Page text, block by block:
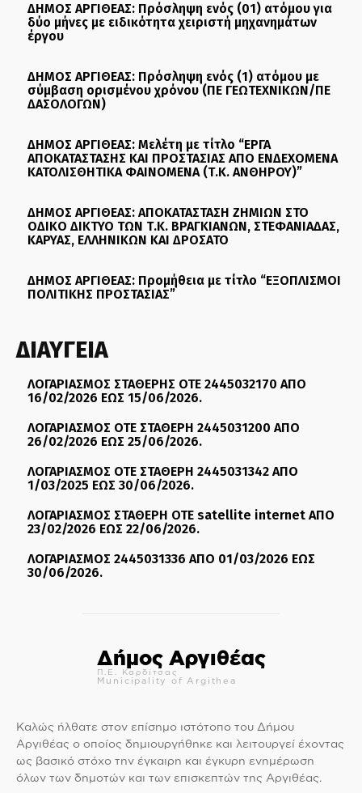
ΔΗΜΟΣ ΑΡΓΙΘΕΑΣ: Πρόσληψη ενός (01) ατόμου για
δύο μήνες με ειδικότητα χειριστή μηχανημάτων
έργου
ΔΗΜΟΣ ΑΡΓΙΘΕΑΣ: Πρόσληψη ενός (1) ατόμου με
σύμβαση ορισμένου χρόνου (ΠΕ ΓΕΩΤΕΧΝΙΚΩΝ/ΠΕ
ΔΑΣΟΛΟΓΩΝ)
ΔΗΜΟΣ ΑΡΓΙΘΕΑΣ: Μελέτη με τίτλο “ΕΡΓΑ
ΑΠΟΚΑΤΑΣΤΑΣΗΣ ΚΑΙ ΠΡΟΣΤΑΣΙΑΣ ΑΠΟ ΕΝΔΕΧΟΜΕΝΑ
ΚΑΤΟΛΙΣΘΗΤΙΚΑ ΦΑΙΝΟΜΕΝΑ (Τ.Κ. ΑΝΘΗΡΟΥ)”
ΔΗΜΟΣ ΑΡΓΙΘΕΑΣ: ΑΠΟΚΑΤΑΣΤΑΣΗ ΖΗΜΙΩΝ ΣΤΟ
ΟΔΙΚΟ ΔΙΚΤΥΟ ΤΩΝ Τ.Κ. ΒΡΑΓΚΙΑΝΩΝ, ΣΤΕΦΑΝΙΑΔΑΣ,
ΚΑΡΥΑΣ, ΕΛΛΗΝΙΚΩΝ ΚΑΙ ΔΡΟΣΑΤΟ
ΔΗΜΟΣ ΑΡΓΙΘΕΑΣ: Προμήθεια με τίτλο “ΕΞΟΠΛΙΣΜΟΙ
ΠΟΛΙΤΙΚΗΣ ΠΡΟΣΤΑΣΙΑΣ”
ΔΙΑΥΓΕΙΑ
ΛΟΓΑΡΙΑΣΜΟΣ ΣΤΑΘΕΡΗΣ ΟΤΕ 2445032170 ΑΠΟ
16/02/2026 ΕΩΣ 15/06/2026.
ΛΟΓΑΡΙΑΣΜΟΣ ΟΤΕ ΣΤΑΘΕΡΗ 2445031200 ΑΠΟ
26/02/2026 ΕΩΣ 25/06/2026.
ΛΟΓΑΡΙΑΣΜΟΣ ΟΤΕ ΣΤΑΘΕΡΗ 2445031342 ΑΠΟ
1/03/2025 ΕΩΣ 30/06/2026.
ΛΟΓΑΡΙΑΣΜΟΣ ΣΤΑΘΕΡΗ ΟΤΕ satellite internet ΑΠΟ
23/02/2026 ΕΩΣ 22/06/2026.
ΛΟΓΑΡΙΑΣΜΟΣ 2445031336 ΑΠΟ 01/03/2026 ΕΩΣ
30/06/2026.
Δήμος Αργιθέας
Π.Ε. Καρδίτσας
Municipality of Argithea
Καλώς ήλθατε στον επίσημο ιστότοπο του Δήμου
Αργιθέας ο οποίος δημιουργήθηκε και λειτουργεί έχοντας
ως βασικό στόχο την έγκαιρη και έγκυρη ενημέρωση
όλων των δημοτών και των επισκεπτών της Αργιθέας.